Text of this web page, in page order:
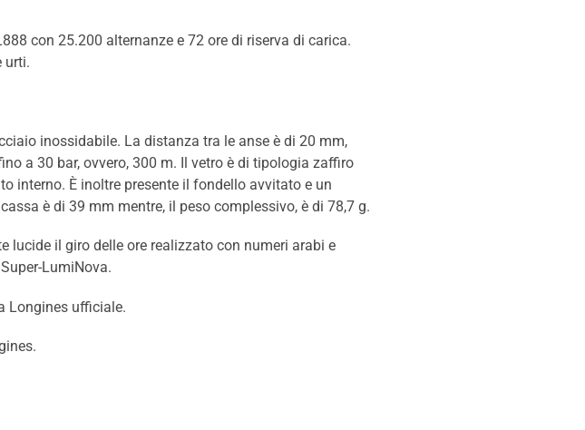
con 25.200 alternanze e 72 ore di riserva di carica.
urti.
inossidabile. La distanza tra le anse è di 20 mm,
a 30 bar, ovvero, 300 m. Il vetro è di tipologia zaffiro
interno. È inoltre presente il fondello avvitato e un
è di 39 mm mentre, il peso complessivo, è di 78,7 g.
lucide il giro delle ore realizzato con numeri arabi e
LumiNova.
Longines ufficiale.